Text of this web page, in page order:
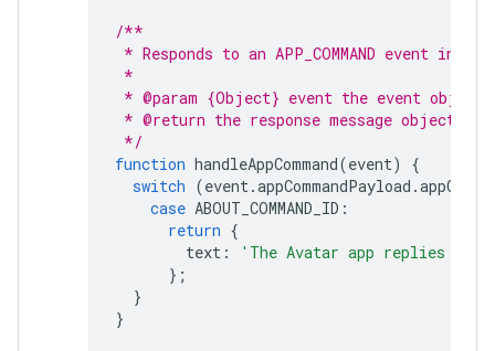
/**
* Responds to an APP_COMMAND event in
*
* @param {Object} event the event object
* @return the response message object.
*/
function handleAppCommand(event)
{
switch (event.appCommandPayload .
case ABOUT_COMMAND_ID :
return {
text :
'The Avatar app replies to
};
}
}